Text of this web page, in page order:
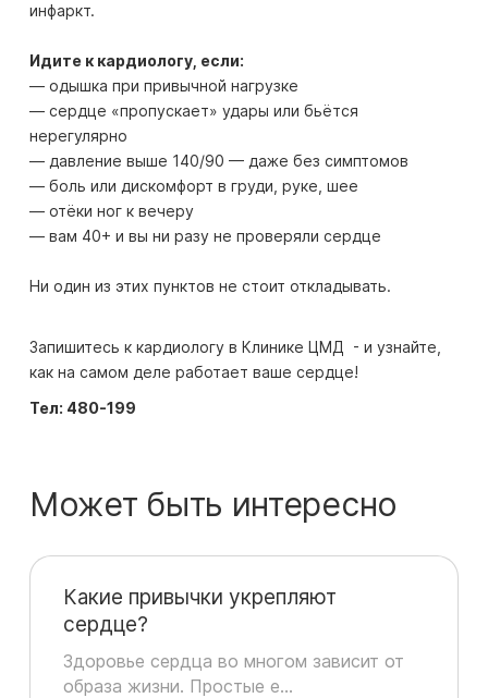
инфаркт.
Идите к кардиологу, если:
— одышка при привычной нагрузке
— сердце «пропускает» удары или бьётся
нерегулярно
— давление выше 140/90 — даже без симптомов
— боль или дискомфорт в груди, руке, шее
— отёки ног к вечеру
— вам 40+ и вы ни разу не проверяли сердце
Ни один из этих пунктов не стоит откладывать.
Запишитесь к кардиологу в Клинике ЦМД - и узнайте,
как на самом деле работает ваше сердце!
Тел: 480-199
Может быть интересно
Какие привычки укрепляют
сердце?
Здоровье сердца во многом зависит от
образа жизни. Простые е...